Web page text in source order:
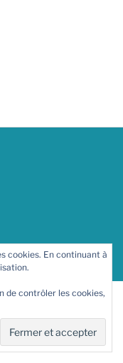
Nuit
cookies. En continuant à
de contrôler les cookies,